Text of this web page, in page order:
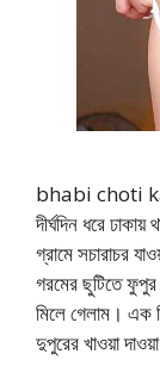
bhabi choti
দীর্ঘদিন ধরে
গ্রামে সচারাচর
গরমের ছুটিতে ফুপুর
মিলে গেলাম। এক
দুপুরের খাওয়া